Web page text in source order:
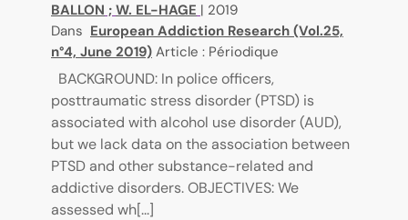
BALLON ; W. EL-HAGE | 2019
Dans European Addiction Research (Vol.25,
n°4, June 2019) Article : Périodique
BACKGROUND: In police officers,
posttraumatic stress disorder (PTSD) is
associated with alcohol use disorder (AUD),
but we lack data on the association between
PTSD and other substance-related and
addictive disorders. OBJECTIVES: We
assessed wh[...]